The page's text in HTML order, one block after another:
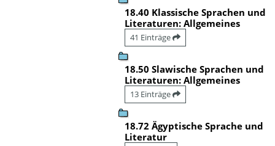
18.40 Klassische Sprachen und
Literaturen: Allgemeines
41 Einträge
18.50 Slawische Sprachen und
Literaturen: Allgemeines
13 Einträge
18.72 Ägyptische Sprache und
Literatur